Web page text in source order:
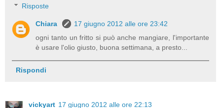
Risposte
Chiara
17 giugno 2012 alle ore 23:42
ogni tanto un fritto si può anche mangiare, l'importante
è usare l'olio giusto, buona settimana, a presto...
Rispondi
vickyart 17 giugno 2012 alle ore 22:13